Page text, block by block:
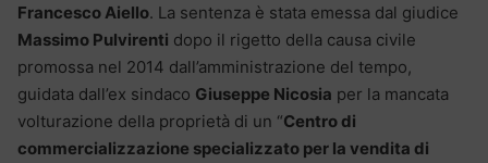
Francesco Aiello. La sentenza è stata emessa dal giudice
Massimo Pulvirenti dopo il rigetto della causa civile
promossa nel 2014 dall’amministrazione del tempo,
guidata dall’ex sindaco Giuseppe Nicosia per la mancata
volturazione della proprietà di un “Centro di
commercializzazione specializzato per la vendita di